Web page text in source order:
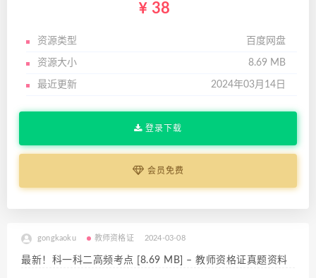
38
资源类型 百度网盘
资源大小 8.69 MB
最近更新 2024年03月14日
登录下载
会员免费
gongkaoku 教师资格证 2024-03-08
最新！科一科二高频考点 [8.69 MB] – 教师资格证真题资料